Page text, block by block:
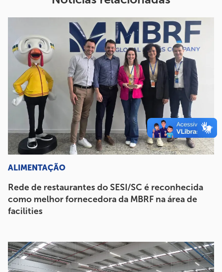
ALIMENTAÇÃO
Rede de restaurantes do SESI/SC é reconhecida
como melhor fornecedora da MBRF na área de
facilities